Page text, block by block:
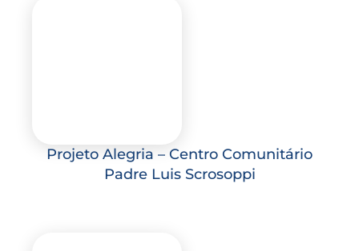
Projeto Alegria – Centro Comunitário
Padre Luis Scrosoppi